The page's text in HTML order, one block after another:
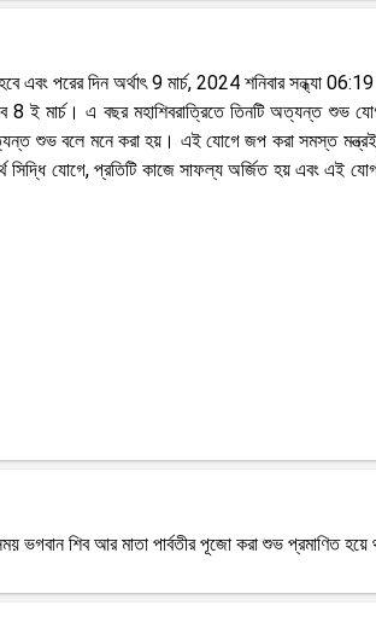
এবং পরের দিন অর্থাৎ 9 মার্চ, 2024 শনিবার সন্ধ্যা 06:19
8 ই মার্চ। এ বছর মহাশিবরাত্রিতে তিনটি অত্যন্ত শুভ
শুভ বলে মনে করা হয়। এই যোগে জপ করা সমস্ত
সিদ্ধি যোগে, প্রতিটি কাজে সাফল্য অর্জিত হয় এবং এই
ভগবান শিব আর মাতা পার্বতীর পূজো করা শুভ প্রমাণিত হয়ে